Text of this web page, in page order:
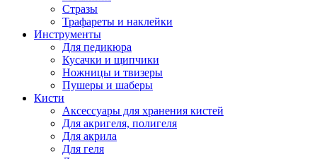
Стразы
Трафареты и наклейки
Инструменты
Для педикюра
Кусачки и щипчики
Ножницы и твизеры
Пушеры и шаберы
Кисти
Аксессуары для хранения кистей
Для акригеля, полигеля
Для акрила
Для геля